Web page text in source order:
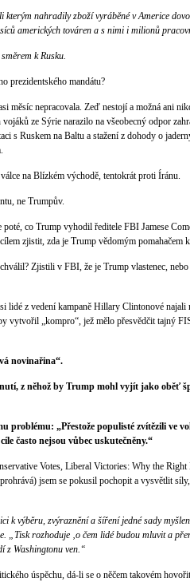
kterým nahradily zboží vyráběné v Americe
amerických továren a s nimi i milionů
k Rusku.
prezidentského mandátu?
měsíc nepracovala. Zeď nestojí a možná ani
ze Sýrie narazilo na všeobecný odpor
s Ruskem na Baltu a stažení z dohody o
na Blízkém východě, tentokrát proti Íránu.
ne Trumpův.
poté, co Trump vyhodil ředitele FBI Jamese
zjistit, zda je Trump vědomým pomahačem
Zjistili v FBI, že je Trump vlastenec,
lidé z vedení kampaně Hillary Clintonové najali
vytvořil „kompro“, jež mělo přesvědčit tajný
novinařina“.
z něhož by Trump mohl vyjít jako oběť
problému: „Přestože populisté zvítězili ve
často nejsou vůbec uskutečněny.“
Votes, Liberal Victories: Why the
jsem se pokusil pochopit a vysvětlit
k výběru, zvýraznění a šíření jedné sady
„Tisk rozhoduje ‚o čem lidé budou mluvit a
z Washingtonu ven.“
úspěchu, dá-li se o něčem takovém